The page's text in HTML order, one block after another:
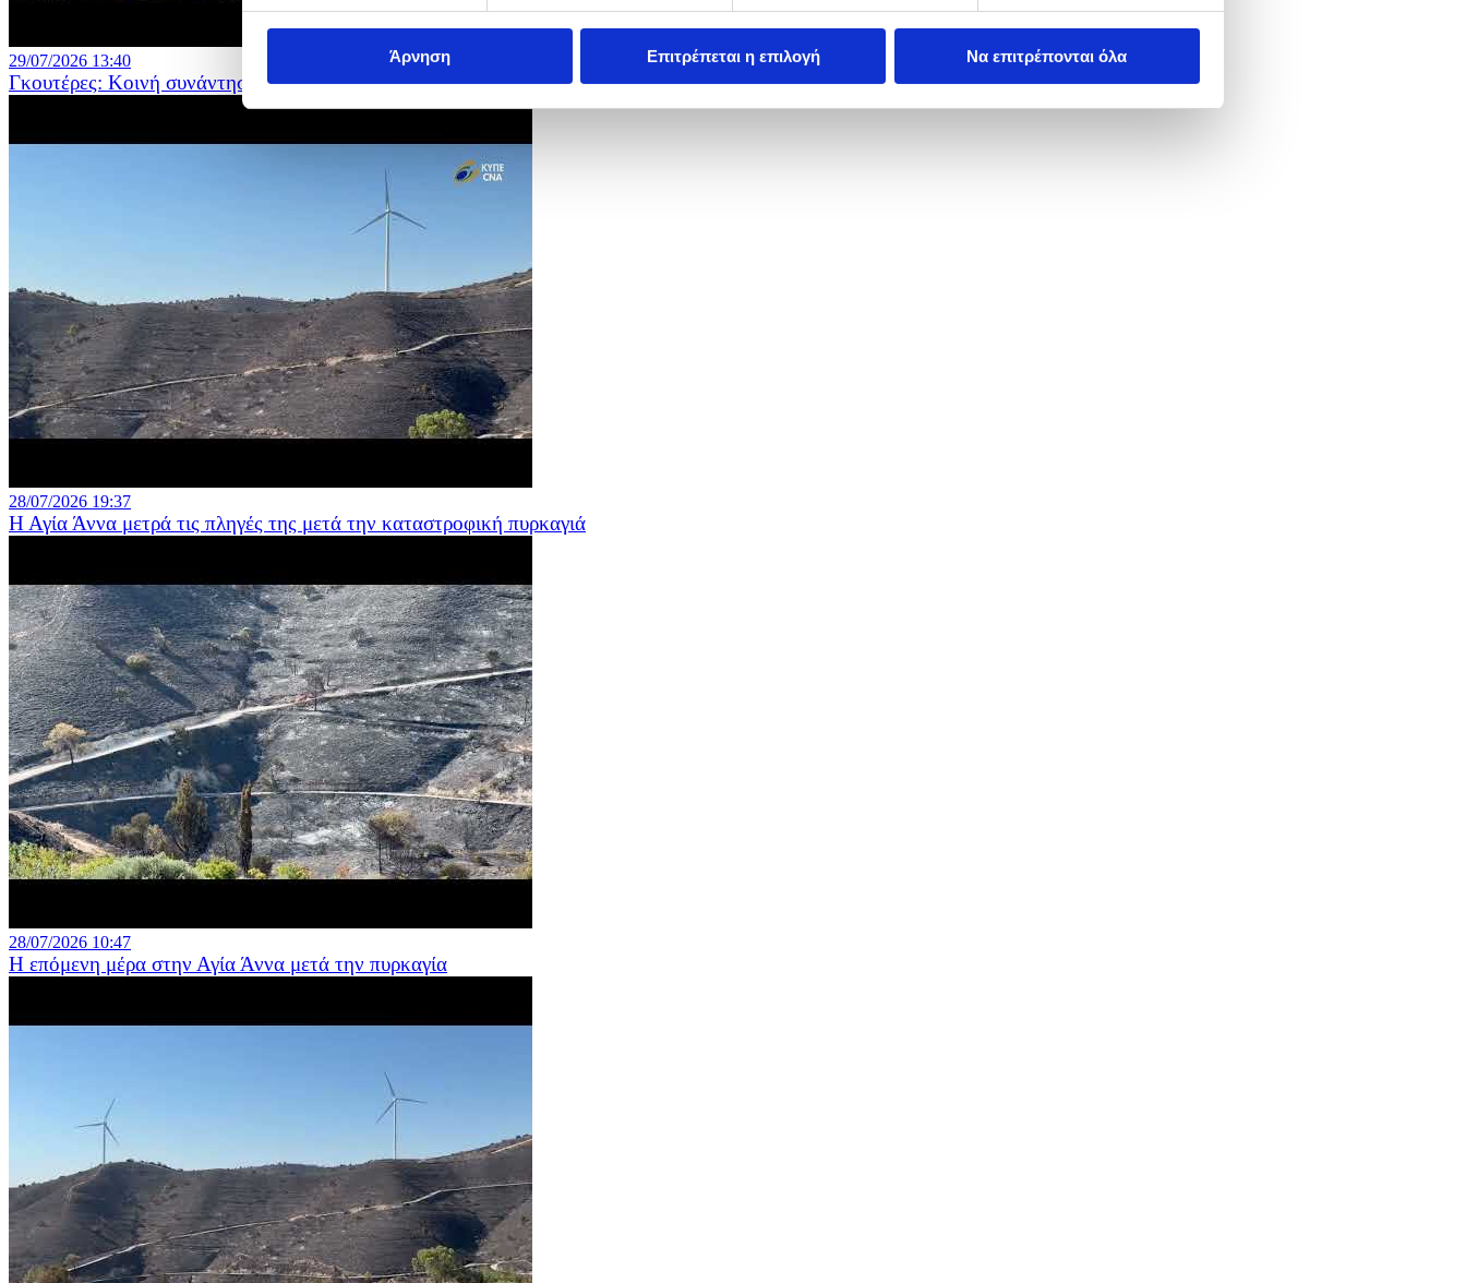
Άρνηση Επιτρέπεται η επιλογή Να επιτρέπονται όλα
29/07/2026 13:40
Γκουτέρες: Κοινή συνάντηση με τους δύο ηγέτες στα γραφεία της Αποστολής Καλών Υπηρεσιών.
28/07/2026 19:37
Η Αγία Άννα μετρά τις πληγές της μετά την καταστροφική πυρκαγιά
28/07/2026 10:47
Η επόμενη μέρα στην Αγία Άννα μετά την πυρκαγία